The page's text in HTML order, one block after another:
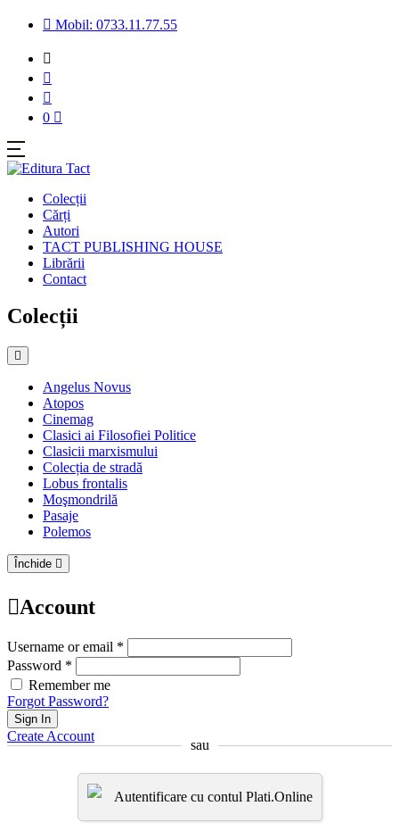
Mobil: 0733.11.77.55
0
Colecții
Cărți
Autori
TACT PUBLISHING HOUSE
Librării
Contact
Colecții
Angelus Novus
Atopos
Cinemag
Clasici ai Filosofiei Politice
Clasicii marxismului
Colecția de stradă
Lobus frontalis
Moşmondrilă
Pasaje
Polemos
Închide
Account
Username or email *
Password *
Remember me
Forgot Password?
Sign In
Create Account
sau
Autentificare cu contul Plati.Online